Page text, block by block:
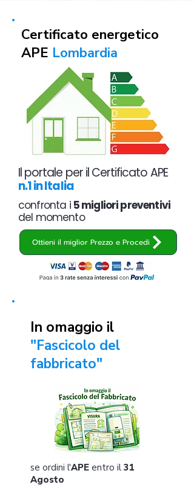
Certificato energetico
APE Lombardia
Il portale per il Certificato APE
n.1 in Italia
confronta i 5 migliori preventivi
del momento
Ottieni il miglior Prezzo e Procedi
In omaggio il
"Fascicolo del
fabbricato"
se ordini l'APE entro il 31
Agosto